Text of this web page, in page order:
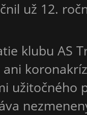
už 12.
klubu AS
užitočného